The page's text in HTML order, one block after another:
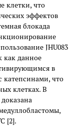
клетки, что
эффектов
блокада
JHU083
как данное
в
катепсинами, что
клетках. В
[2].